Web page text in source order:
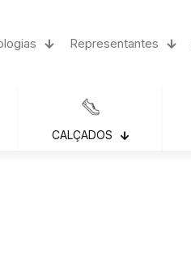
Representantes
CALÇADOS